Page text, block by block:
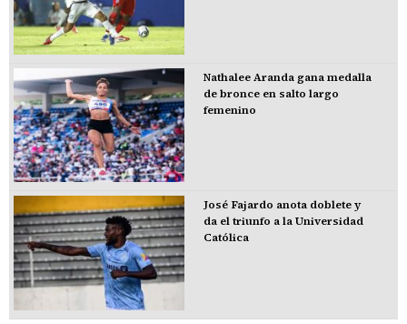
Nathalee Aranda gana medalla
de bronce en salto largo
femenino
José Fajardo anota doblete y
da el triunfo a la Universidad
Católica